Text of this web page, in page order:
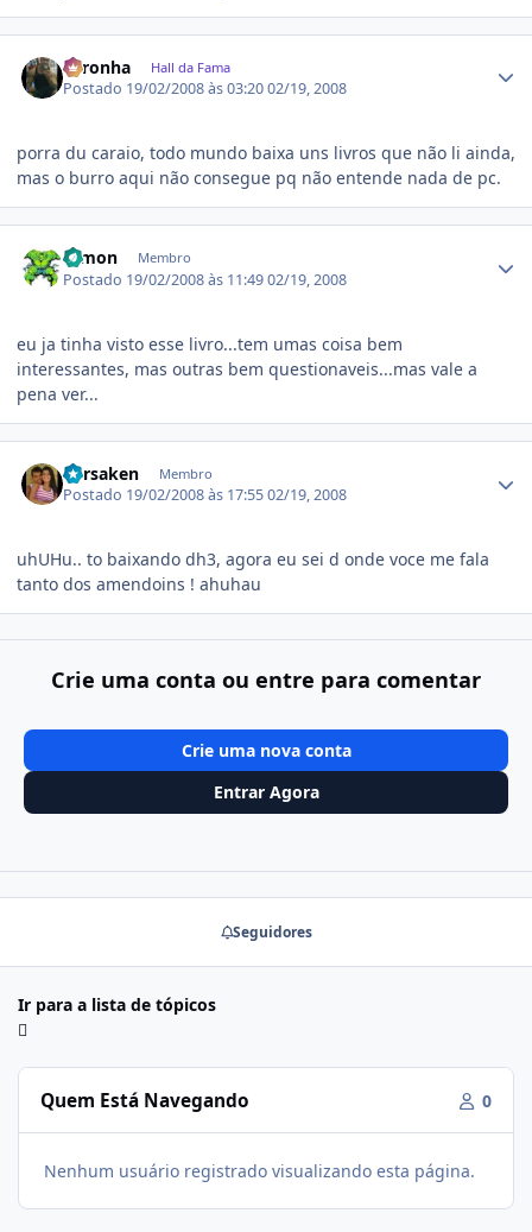
coronha Hall da Fama
Postado 19/02/2008 às 03:2002/19, 2008
porra du caraio, todo mundo baixa uns livros que não li ainda,
mas o burro aqui não consegue pq não entende nada de pc.
ramon Membro
Postado 19/02/2008 às 11:4902/19, 2008
eu ja tinha visto esse livro...tem umas coisa bem
interessantes, mas outras bem questionaveis...mas vale a
pena ver...
Forsaken Membro
Postado 19/02/2008 às 17:5502/19, 2008
uhUHu.. to baixando dh3, agora eu sei d onde voce me fala
tanto dos amendoins ! ahuhau
Crie uma conta ou entre para comentar
Crie uma nova conta
Entrar Agora
Seguidores
Ir para a lista de tópicos
Quem Está Navegando 0
Nenhum usuário registrado visualizando esta página.